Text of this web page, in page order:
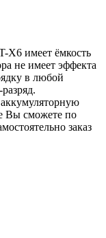
X6 имеет ёмкость
не имеет эффекта
в любой
Вы сможете по
заказ